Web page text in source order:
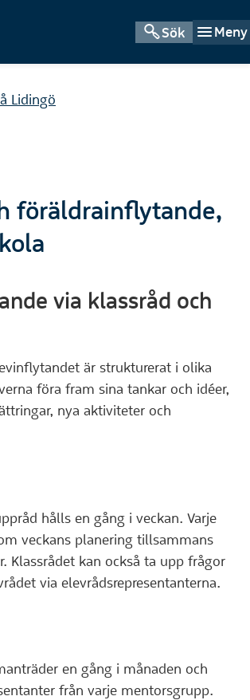
Sök Meny
Lidingö
föräldrainflytande,
via klassråd och
är strukturerat i olika
föra fram sina tankar och idéer,
nya aktiviteter och
hålls en gång i veckan. Varje
veckans planering tillsammans
Klassrådet kan också ta upp frågor
via elevrådsrepresentanterna.
en gång i månaden och
från varje mentorsgrupp.